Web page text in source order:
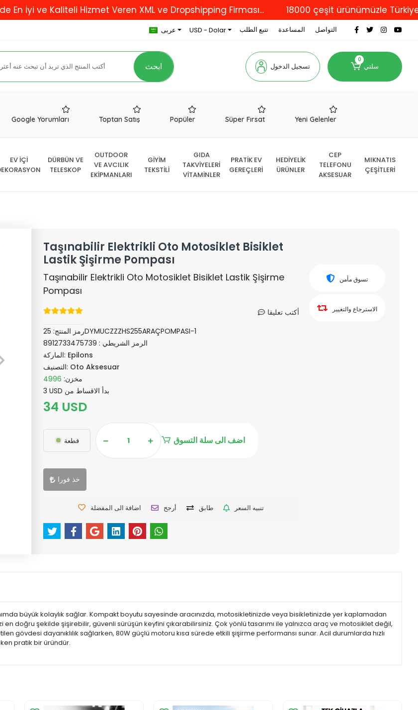
Kaliteli Hizmet Veren XML ve Dropshipping Firması... 18000 çeşit ürünümüzle Türkiye'nin
عربى USD - Dolar تتبع الطلب المساعدة التواصل
ابحث تسجيل الدخول
0
سلتي
Google Yorumları Toptan Satış Popüler Süper Fırsat Yeni Gelenler
EV İÇİ
DÜRBÜN VE
TELESKOP
OUTDOOR
VE AVCILIK
EKİPMANLARI
GİYİM
TEKSTİLİ
GIDA
TAKVİYELERİ
VİTAMİNLER
PRATİK EV
GEREÇLERİ
HEDİYELİK
ÜRÜNLER
CEP
TELEFONU
AKSESUAR
MIKNATIS
ÇEŞİTLERİ
Taşınabilir Elektrikli Oto Motosiklet Bisiklet
Lastik Şişirme Pompası
Taşınabilir Elektrikli Oto Motosiklet Bisiklet Lastik Şişirme
Pompası
أكتب تعليقا
رمز المنتج:25DYMUCZZZHS255ARAÇPOMPASI-1
الرمز الشريطي : 8912733475739
الماركة: Epilons
التصنيف: Oto Aksesuar
مخزن: 4996
3 USD بدأ الاقساط من
34 USD
قطعة اضف الى سلة التسوق
خذ فورا
اضافة الى المفضلة أرجح طابق تنبيه السعر
تسوق مأمن
الاسترجاع والتغيير
büyük kolaylık sağlar. Kompakt boyutu sayesinde aracınızda, motosikletinizde veya bisikletinizde yer kaplamadan
doğru şekilde şişirebilir, güvenli sürüşün keyfini çıkarabilirsiniz. Çok yönlü tasarımı ile yalnızca araç ve motosiklet değil,
gövdesi dayanıklılık sağlarken, 80W güçlü motoru kısa sürede etkili şişirme performansı sunar. Acil durumlarda hızlı
pratik bir üründür.